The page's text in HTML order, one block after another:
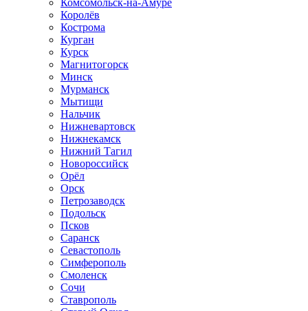
Комсомольск-на-Амуре
Королёв
Кострома
Курган
Курск
Магнитогорск
Минск
Мурманск
Мытищи
Нальчик
Нижневартовск
Нижнекамск
Нижний Тагил
Новороссийск
Орёл
Орск
Петрозаводск
Подольск
Псков
Саранск
Севастополь
Симферополь
Смоленск
Сочи
Ставрополь